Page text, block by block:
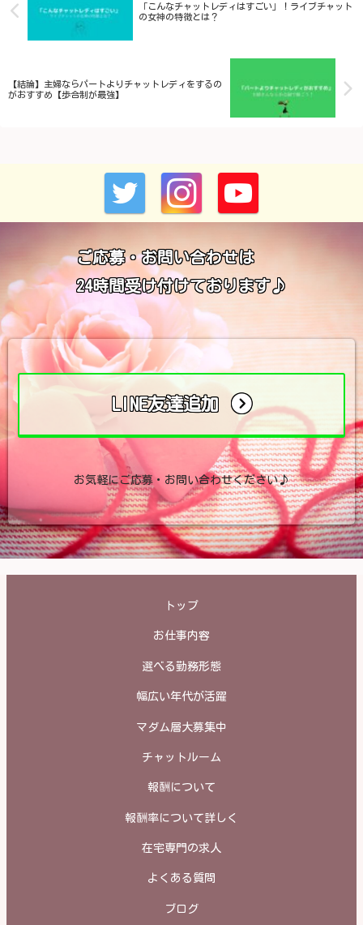
「こんなチャットレディはすごい」！ライブチャット
の女神の特徴とは？
【結論】主婦ならパートよりチャットレディをするの
がおすすめ【歩合制が最強】
ご応募・お問い合わせは
24時間受け付けております♪
LINE友達追加
お気軽にご応募・お問い合わせください♪
トップ
お仕事内容
選べる勤務形態
幅広い年代が活躍
マダム層大募集中
チャットルーム
報酬について
報酬率について詳しく
在宅専門の求人
よくある質問
ブログ